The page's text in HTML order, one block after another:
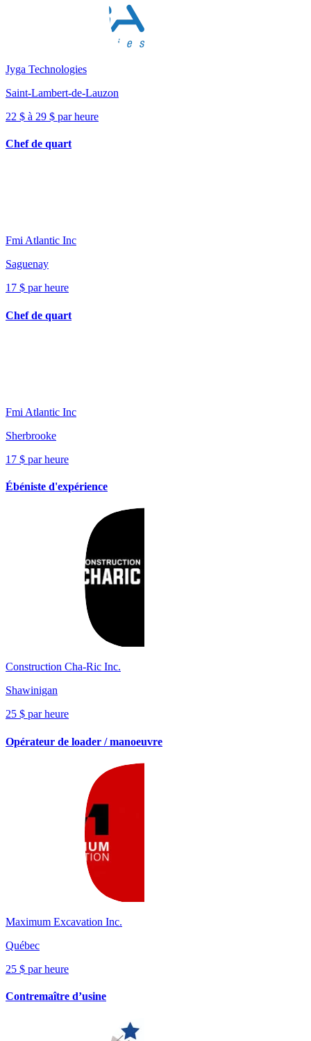
Jyga Technologies
Saint-Lambert-de-Lauzon
22 $ à 29 $ par heure
Chef de quart
Fmi Atlantic Inc
Saguenay
17 $ par heure
Chef de quart
Fmi Atlantic Inc
Sherbrooke
17 $ par heure
Ébéniste d'expérience
Construction Cha-Ric Inc.
Shawinigan
25 $ par heure
Opérateur de loader / manoeuvre
Maximum Excavation Inc.
Québec
25 $ par heure
Contremaître d’usine